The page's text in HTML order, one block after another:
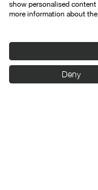
show personalised content
more information about
Deny